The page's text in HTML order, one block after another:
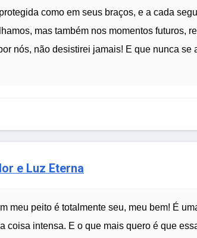
como em seus braços, e a cada
mas também nos momentos futuros,
nós, não desistirei jamais! E que nunca se
e Luz Eterna
meu peito é totalmente seu, meu bem! É
coisa intensa. E o que mais quero é que